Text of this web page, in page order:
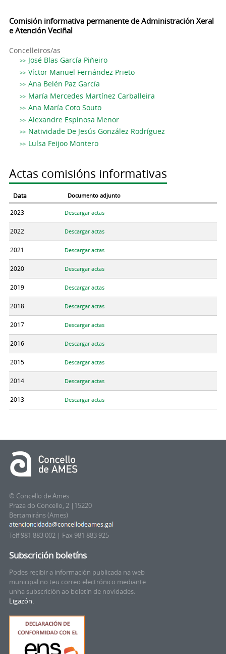
Comisión informativa permanente de Administración Xeral
e Atención Veciñal
Concelleiros/as
José Blas García Piñeiro
Víctor Manuel Fernández Prieto
Ana Belén Paz García
María Mercedes Martínez Carballeira
Ana María Coto Souto
Alexandre Espinosa Menor
Natividade De Jesús González Rodríguez
Luísa Feijoo Montero
Actas comisións informativas
Data Documento adjunto
2023 Descargar actas
2022 Descargar actas
2021 Descargar actas
2020 Descargar actas
2019 Descargar actas
2018 Descargar actas
2017 Descargar actas
2016 Descargar actas
2015 Descargar actas
2014 Descargar actas
2013 Descargar actas
© Concello de Ames
Praza do Concello, 2 |15220
Bertamiráns (Ames)
Telf 981 883 002 | Fax 981 883 925
Subscrición boletíns
Podes recibir a información publicada na web
municipal no teu correo electrónico mediante
unha subscrición ao boletín de novidades.
Ligazón.